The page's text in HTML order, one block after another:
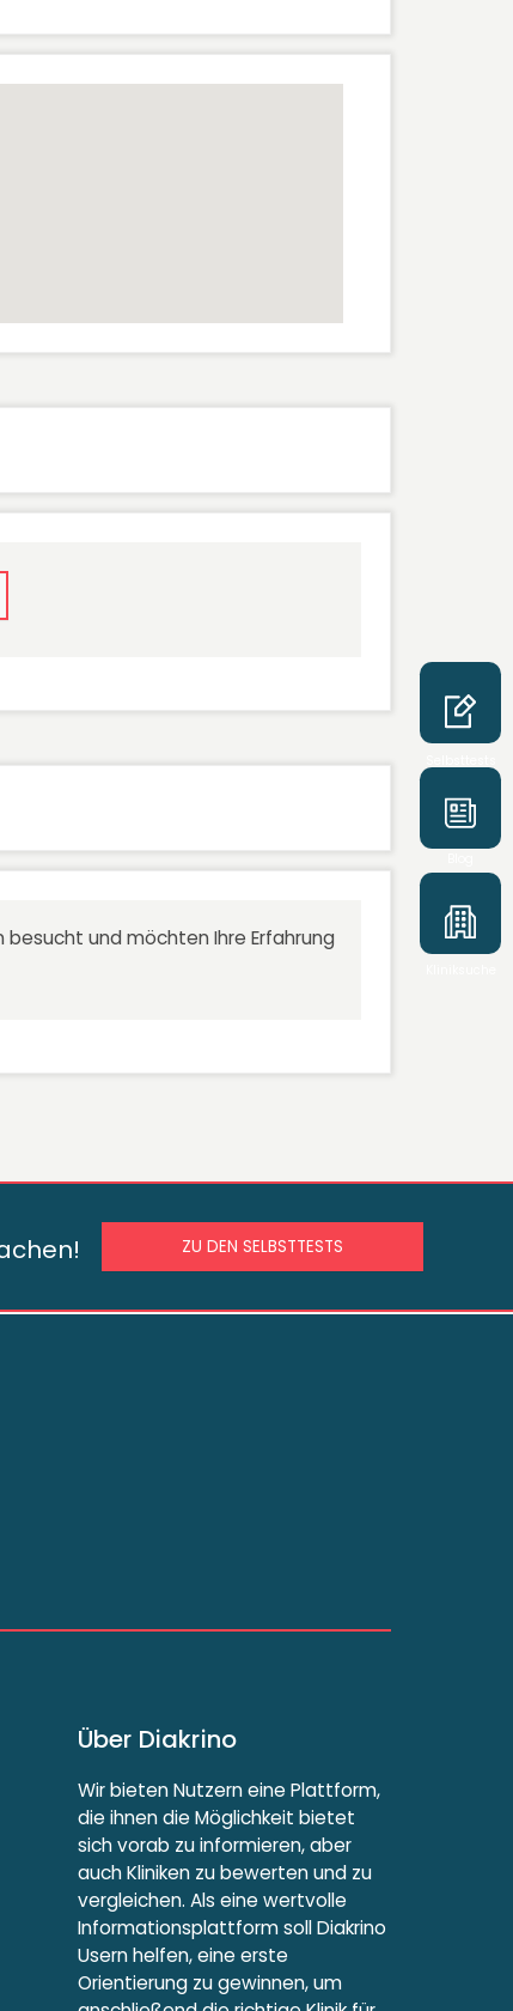
besucht und möchten Ihre Erfahrung
ZU DEN SELBSTTESTS
Über Diakrino
Wir bieten Nutzern eine Plattform,
die ihnen die Möglichkeit bietet
sich vorab zu informieren, aber
auch Kliniken zu bewerten und zu
vergleichen. Als eine wertvolle
Informationsplattform soll Diakrino
Usern helfen, eine erste
Orientierung zu gewinnen, um